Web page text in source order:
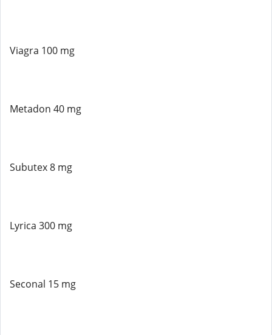
Viagra 100 mg
Metadon 40 mg
Subutex 8 mg
Lyrica 300 mg
Seconal 15 mg